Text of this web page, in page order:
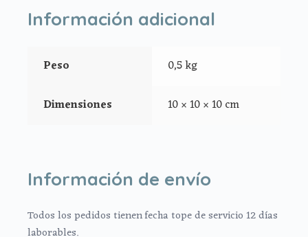
Tapa del saco en tejido crudo liso
cinta de raso celeste.
Almohada en celeste
Información adicional
Peso 0,5 kg
Dimensiones 10 × 10 × 10 cm
Información de envío
Todos los pedidos tienen fecha tope de servicio 12 días
laborables.